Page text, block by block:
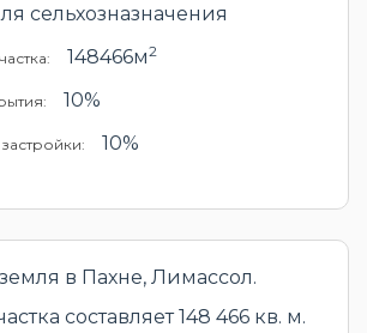
сельхозназначения
148466м2
10%
10%
в Пахне, Лимассол.
составляет 148 466 кв. м.